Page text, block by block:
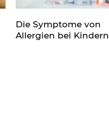
Die Symptome von
Allergien bei Kindern